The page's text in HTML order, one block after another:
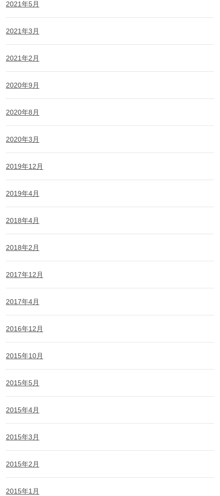
2021年5月
2021年3月
2021年2月
2020年9月
2020年8月
2020年3月
2019年12月
2019年4月
2018年4月
2018年2月
2017年12月
2017年4月
2016年12月
2015年10月
2015年5月
2015年4月
2015年3月
2015年2月
2015年1月